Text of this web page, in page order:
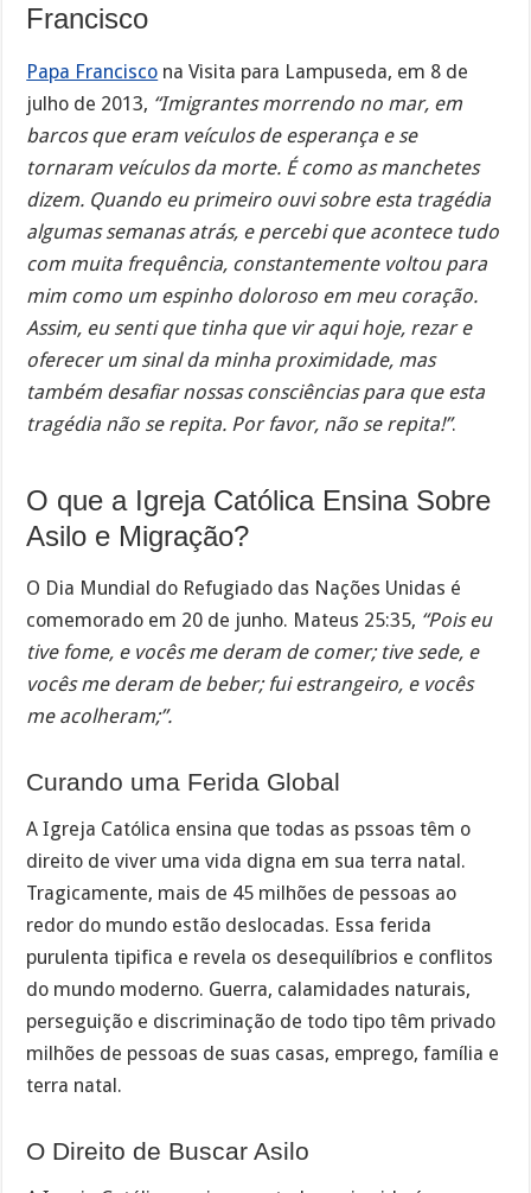
Francisco
Papa Francisco na Visita para Lampuseda, em 8 de
julho de 2013, “Imigrantes morrendo no mar, em
barcos que eram veículos de esperança e se
tornaram veículos da morte. É como as manchetes
dizem. Quando eu primeiro ouvi sobre esta tragédia
algumas semanas atrás, e percebi que acontece tudo
com muita frequência, constantemente voltou para
mim como um espinho doloroso em meu coração.
Assim, eu senti que tinha que vir aqui hoje, rezar e
oferecer um sinal da minha proximidade, mas
também desafiar nossas consciências para que esta
tragédia não se repita. Por favor, não se repita!”.
O que a Igreja Católica Ensina Sobre
Asilo e Migração?
O Dia Mundial do Refugiado das Nações Unidas é
comemorado em 20 de junho. Mateus 25:35, “Pois eu
tive fome, e vocês me deram de comer; tive sede, e
vocês me deram de beber; fui estrangeiro, e vocês
me acolheram;”.
Curando uma Ferida Global
A Igreja Católica ensina que todas as pssoas têm o
direito de viver uma vida digna em sua terra natal.
Tragicamente, mais de 45 milhões de pessoas ao
redor do mundo estão deslocadas. Essa ferida
purulenta tipifica e revela os desequilíbrios e conflitos
do mundo moderno. Guerra, calamidades naturais,
perseguição e discriminação de todo tipo têm privado
milhões de pessoas de suas casas, emprego, família e
terra natal.
O Direito de Buscar Asilo